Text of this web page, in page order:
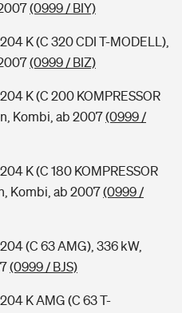
(0999 / BIY)
K (C 320 CDI T-MODELL),
(0999 / BIZ)
K (C 200 KOMPRESSOR
Kombi, ab 2007(0999 /
K (C 180 KOMPRESSOR
Kombi, ab 2007(0999 /
(C 63 AMG), 336 kW,
(0999 / BJS)
K AMG (C 63 T-